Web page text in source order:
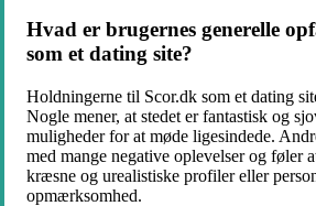
Hvad er brugernes generelle
som et dating site?
Holdningerne til Scor.dk som et dating
Nogle mener, at stedet er fantastisk og
muligheder for at møde ligesindede.
med mange negative oplevelser og føler
kræsne og urealistiske profiler eller
opmærksomhed.